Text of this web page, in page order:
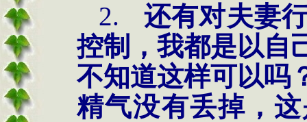
2.
还有对夫妻
控制，我都是以自
不知道这样可以吗
精气没有丢掉，